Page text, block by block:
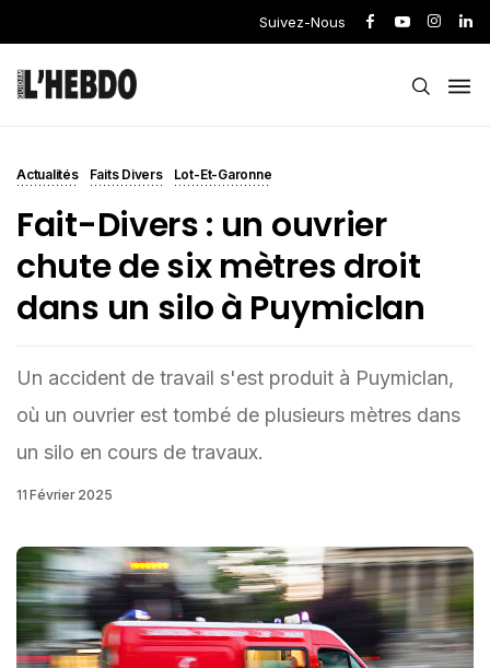
Suivez-Nous
Actualités Faits Divers Lot-Et-Garonne
Fait-Divers : un ouvrier
chute de six mètres droit
dans un silo à Puymiclan
Un accident de travail s'est produit à Puymiclan,
où un ouvrier est tombé de plusieurs mètres dans
un silo en cours de travaux.
11 Février 2025